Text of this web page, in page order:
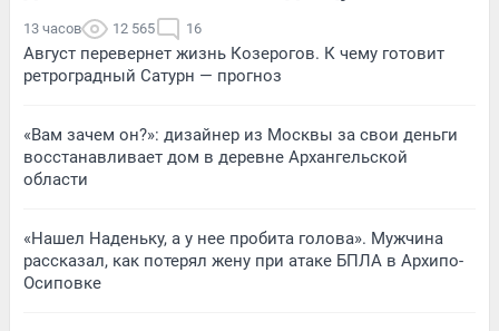
13 часов 12 565 16
Август перевернет жизнь Козерогов. К чему готовит
ретроградный Сатурн — прогноз
«Вам зачем он?»: дизайнер из Москвы за свои деньги
восстанавливает дом в деревне Архангельской
области
«Нашел Наденьку, а у нее пробита голова». Мужчина
рассказал, как потерял жену при атаке БПЛА в Архипо-
Осиповке